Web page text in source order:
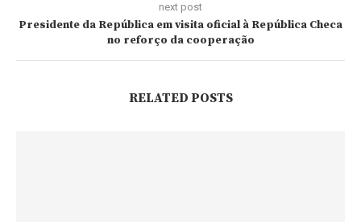
next post
Presidente da República em visita oficial à República Checa
no reforço da cooperação
RELATED POSTS